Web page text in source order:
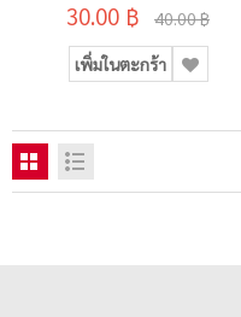
30.00 ฿ 40.00 ฿
เพิ่มในตะกร้า